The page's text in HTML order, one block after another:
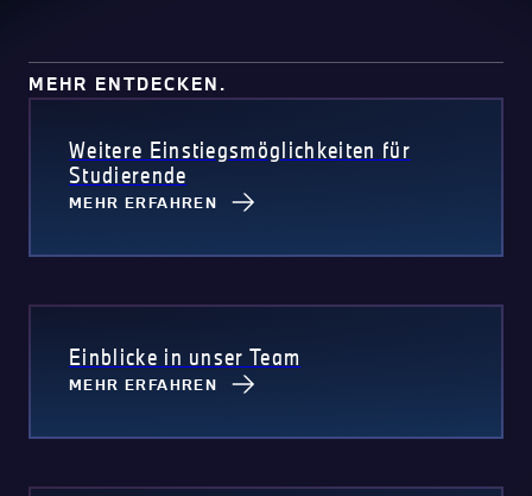
MEHR ENTDECKEN.
Weitere Einstiegsmöglichkeiten für
Studierende
MEHR ERFAHREN
Einblicke in unser Team
MEHR ERFAHREN